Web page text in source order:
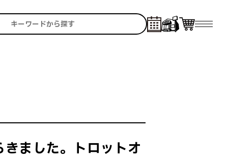
ました。トロットオ